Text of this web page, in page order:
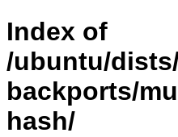
Index of
/ubuntu/
backports/
hash/